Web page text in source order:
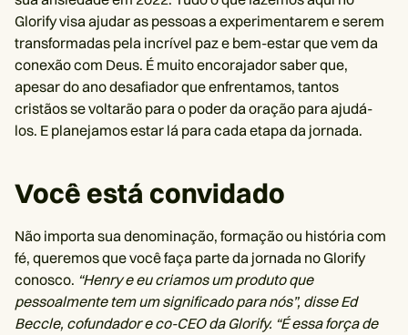
Glorify visa ajudar as pessoas a experimentarem e serem
transformadas pela incrível paz e bem-estar que vem da
conexão com Deus. É muito encorajador saber que,
apesar do ano desafiador que enfrentamos, tantos
cristãos se voltarão para o poder da oração para ajudá-
los. E planejamos estar lá para cada etapa da jornada.
Você está convidado
Não importa sua denominação, formação ou história com
fé, queremos que você faça parte da jornada no Glorify
conosco. “Henry e eu criamos um produto que
pessoalmente tem um significado para nós”, disse Ed
Beccle, cofundador e co-CEO da Glorify. “É essa força de